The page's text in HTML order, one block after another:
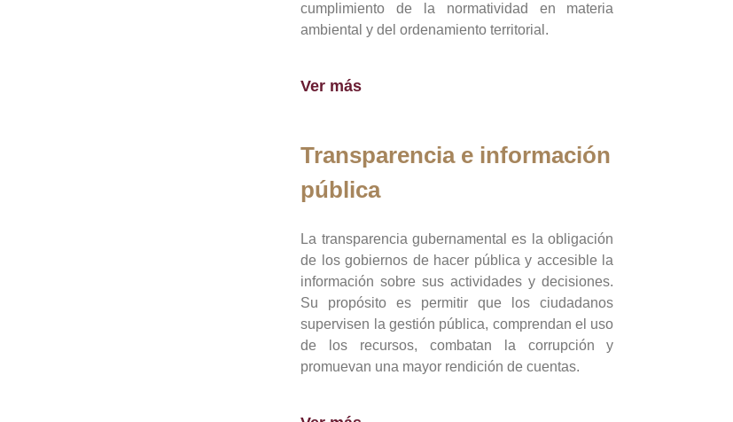
cumplimiento de la normatividad en materia
ambiental y del ordenamiento territorial.
Ver más
Transparencia e información
pública
La transparencia gubernamental es la obligación
de los gobiernos de hacer pública y accesible la
información sobre sus actividades y decisiones.
Su propósito es permitir que los ciudadanos
supervisen la gestión pública, comprendan el uso
de los recursos, combatan la corrupción y
promuevan una mayor rendición de cuentas.